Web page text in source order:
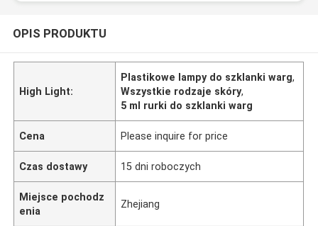
OPIS PRODUKTU
High Light:
Plastikowe lampy do szklanki warg,
Wszystkie rodzaje skóry,
5 ml rurki do szklanki warg
Cena Please inquire for price
Czas dostawy 15 dni roboczych
Miejsce pochodz
enia
Zhejiang